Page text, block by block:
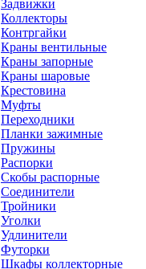
Задвижки
Коллекторы
Контргайки
Краны вентильные
Краны запорные
Краны шаровые
Крестовина
Муфты
Переходники
Планки зажимные
Пружины
Распорки
Скобы распорные
Соединители
Тройники
Уголки
Удлинители
Футорки
Шкафы коллекторные